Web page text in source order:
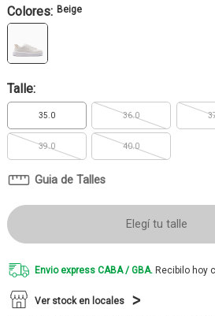
Colores: Beige
Talle:
35.0 36.0
39.0 40.0
Guia de Talles
Elegí tu talle
Envio express CABA / GBA. Recibilo hoy
Ver stock en locales